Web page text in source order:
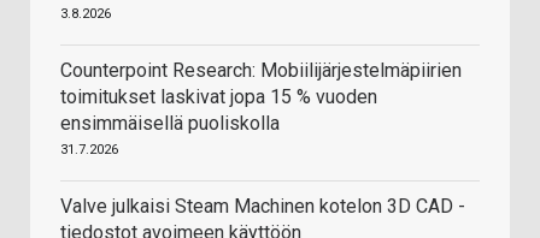
3.8.2026
Counterpoint Research: Mobiilijärjestelmäpiirien
toimitukset laskivat jopa 15 % vuoden
ensimmäisellä puoliskolla
31.7.2026
Valve julkaisi Steam Machinen kotelon 3D CAD -
tiedostot avoimeen käyttöön